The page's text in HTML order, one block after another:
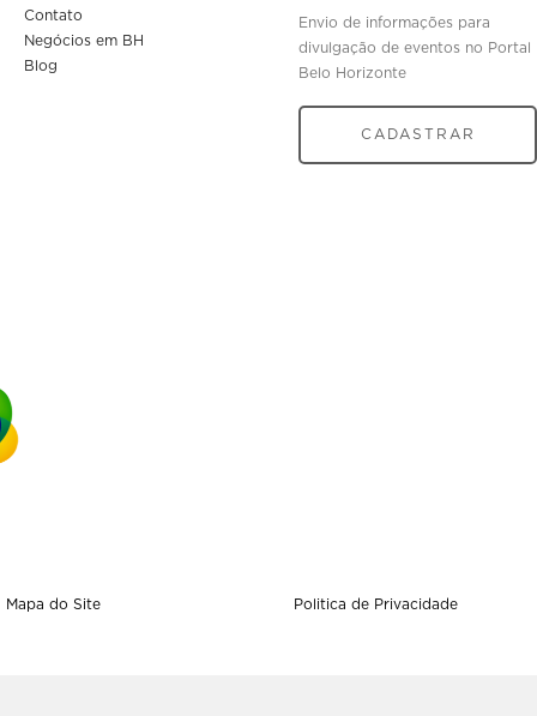
Contato
Negócios em BH
Blog
Envio de informações para
divulgação de eventos no Portal
Belo Horizonte
CADASTRAR
Mapa do Site Politica de Privacidade